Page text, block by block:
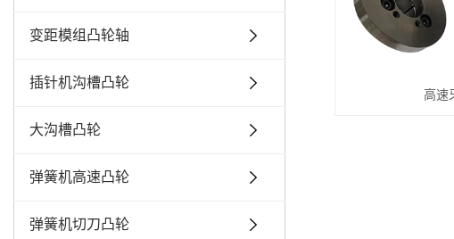
变距模组凸轮轴
插针机沟槽凸轮
大沟槽凸轮
弹簧机高速凸轮
弹簧机切刀凸轮
高速